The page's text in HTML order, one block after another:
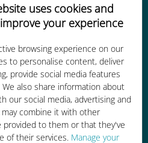
uses cookies and
your experience
browsing experience on our
to personalise content, deliver
provide social media features
also share information about
our social media, advertising and
combine it with other
provided to them or that they've
of their services. Manage your
instantânea
QR por e-mail
e escaneie-o